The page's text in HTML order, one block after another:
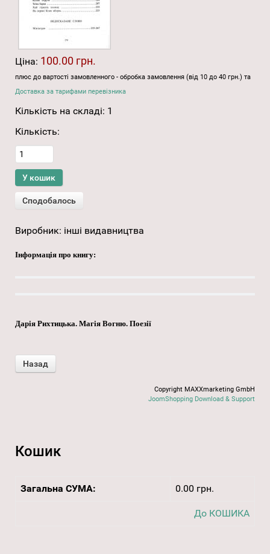
Ціна: 100.00 грн.
плюс до вартості замовленного - обробка замовлення (від 10 до 40 грн.) та
Доставка за тарифами перевізника
Кількість на складі: 1
Кількість:
Виробник: інші видавництва
Інформація про книгу:
Дарія Рихтицька. Магія Вогню. Поезії
Copyright MAXXmarketing GmbH
JoomShopping Download & Support
Кошик
Загальна СУМА: 0.00 грн.
До КОШИКА